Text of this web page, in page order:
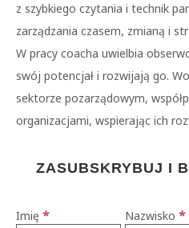
z szybkiego czytania i technik
zarządzania czasem, zmianą i
W pracy coacha uwielbia
swój potencjał i rozwijają go.
sektorze pozarządowym,
organizacjami, wspierając ich
ZASUBSKRYBUJ I
Imię * Nazwisko *